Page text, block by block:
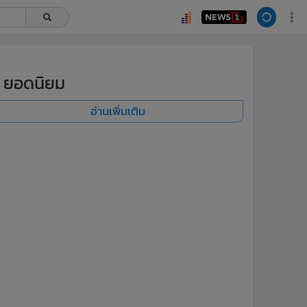
ยอดนิยม
อ่านเพิ่มเติม